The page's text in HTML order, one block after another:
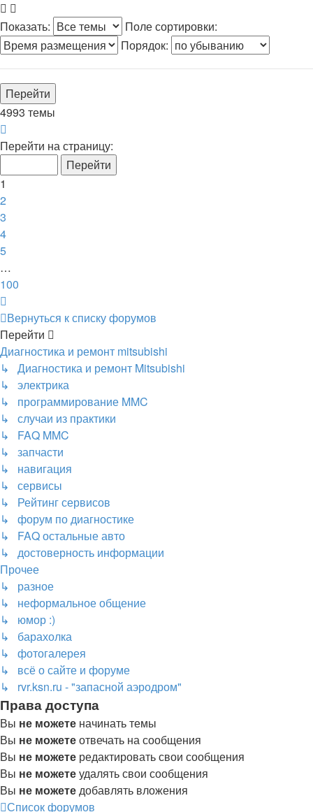
Показать:
Поле сортировки:
Порядок:
4993 темы
1
100
Перейти на страницу:
1
2
3
4
5
…
100
Вернуться к списку форумов
Перейти
Диагностика и ремонт mitsubishi
↳ Диагностика и ремонт Mitsubishi
↳ электрика
↳ программирование MMC
↳ случаи из практики
↳ FAQ MMC
↳ запчасти
↳ навигация
↳ сервисы
↳ Рейтинг сервисов
↳ форум по диагностике
↳ FAQ остальные авто
↳ достоверность информации
Прочее
↳ разное
↳ неформальное общение
↳ юмор :)
↳ барахолка
↳ фотогалерея
↳ всё о сайте и форуме
↳ rvr.ksn.ru - "запасной аэродром"
Права доступа
Вы не можете начинать темы
Вы не можетеотвечать на сообщения
Вы не можете редактировать свои сообщения
Вы не можетеудалять свои сообщения
Вы не можетедобавлять вложения
Список форумов